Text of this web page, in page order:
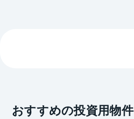
おすすめの投資用物件